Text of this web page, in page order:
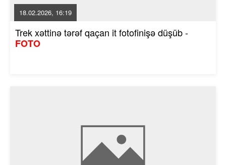
18.02.2026, 16:19
Trek xəttinə tərəf qaçan it fotofinişə düşüb -
FOTO